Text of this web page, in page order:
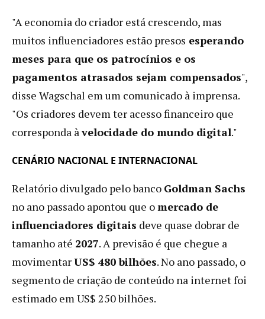
"A economia do criador está crescendo, mas
muitos influenciadores estão presos esperando
meses para que os patrocínios e os
pagamentos atrasados ​​sejam compensados",
disse Wagschal em um comunicado à imprensa.
"Os criadores devem ter acesso financeiro que
corresponda àvelocidade do mundo digital."
CENÁRIO NACIONAL E INTERNACIONAL
Relatório divulgado pelo banco Goldman Sachs
no ano passado apontou que omercado de
influenciadores digitais deve quase dobrar de
tamanho até 2027. A previsão é que chegue a
movimentarUS$ 480 bilhões. No ano passado, o
segmento de criação de conteúdo na internet foi
estimado em US$ 250 bilhões.